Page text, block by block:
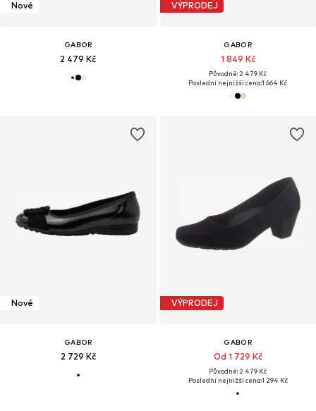
Nové
GABOR
2 479 Kč
VÝPRODEJ
GABOR
1 849 Kč
Původně: 2 479 Kč
Poslední nejnižší cena:1 664 Kč
Nové
GABOR
2 729 Kč
VÝPRODEJ
GABOR
Od 1 729 Kč
Původně: 2 479 Kč
Poslední nejnižší cena:1 294 Kč